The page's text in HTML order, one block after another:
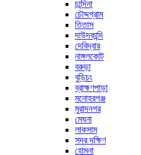
চান্দিনা
চৌদ্দগ্রাম
তিতাস
দাউদকান্দি
দেবিদ্বার
নাঙ্গলকোট
বরুড়া
বুড়িচং
ব্রাহ্মণপাড়া
মনোহরগঞ্জ
মুরাদনগর
মেঘনা
লাকসাম
সদর দক্ষিণ
হোমনা